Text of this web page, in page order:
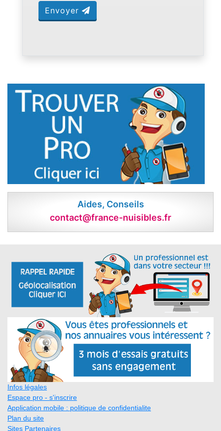
Envoyer
Aides, Conseils
contact@france-nuisibles.fr
Infos légales
Espace pro - s'inscrire
Application mobile : politique de confidentialite
Plan du site
Sites Partenaires